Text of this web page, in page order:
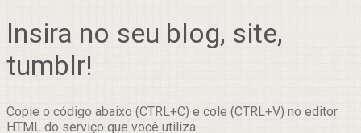
Insira no seu blog, site,
tumblr!
Copie o código abaixo (CTRL+C) e cole (CTRL+V) no editor
HTML do serviço que você utiliza.